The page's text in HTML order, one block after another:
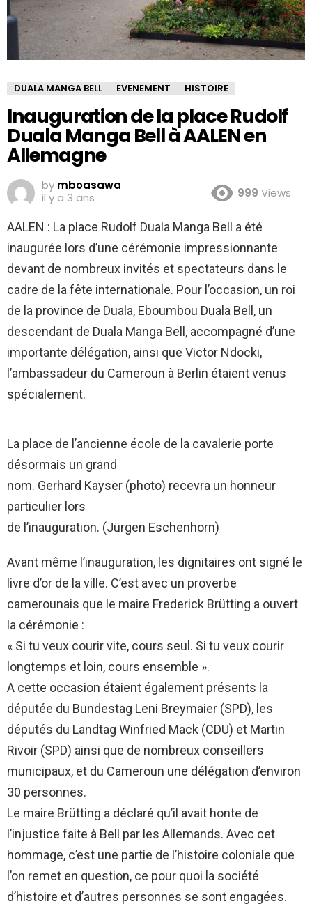
DUALA MANGA BELL EVENEMENT HISTOIRE
Inauguration de la place Rudolf
Duala Manga Bell à AALEN en
Allemagne
by mboasawa
il y a 3 ans
999 Views
AALEN : La place Rudolf Duala Manga Bell a été
inaugurée lors d’une cérémonie impressionnante
devant de nombreux invités et spectateurs dans le
cadre de la fête internationale. Pour l’occasion, un roi
de la province de Duala, Eboumbou Duala Bell, un
descendant de Duala Manga Bell, accompagné d’une
importante délégation, ainsi que Victor Ndocki,
l’ambassadeur du Cameroun à Berlin étaient venus
spécialement.
La place de l’ancienne école de la cavalerie porte
désormais un grand
nom. Gerhard Kayser (photo) recevra un honneur
particulier lors
de l’inauguration. (Jürgen Eschenhorn)
Avant même l’inauguration, les dignitaires ont signé le
livre d’or de la ville. C’est avec un proverbe
camerounais que le maire Frederick Brütting a ouvert
la cérémonie :
« Si tu veux courir vite, cours seul. Si tu veux courir
longtemps et loin, cours ensemble ».
A cette occasion étaient également présents la
députée du Bundestag Leni Breymaier (SPD), les
députés du Landtag Winfried Mack (CDU) et Martin
Rivoir (SPD) ainsi que de nombreux conseillers
municipaux, et du Cameroun une délégation d’environ
30 personnes.
Le maire Brütting a déclaré qu’il avait honte de
l’injustice faite à Bell par les Allemands. Avec cet
hommage, c’est une partie de l’histoire coloniale que
l’on remet en question, ce pour quoi la société
d’histoire et d’autres personnes se sont engagées.